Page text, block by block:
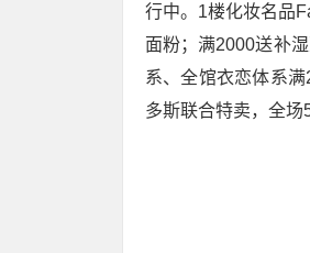
行中。1楼化妆名品
面粉；满2000送补
系、全馆衣恋体系
多斯联合特卖，全场